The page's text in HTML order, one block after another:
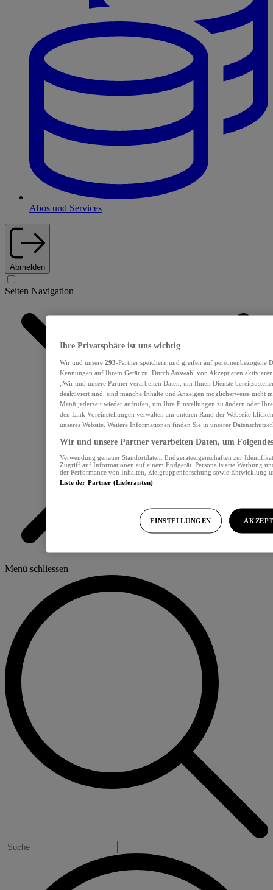
Abos und Services
Abmelden
Seiten Navigation
Menü schliessen
Ihre Privatsphäre ist uns wichtig
Wir und unsere 293-Partner speichern und greifen auf personenbezogene
Kennungen auf Ihrem Gerät zu. Durch Auswahl von Akzeptieren
„Wir und unsere Partner verarbeiten Daten, um Ihnen Dienste
deaktiviert sind, sind manche Inhalte und Anzeigen möglicherweise nicht
Menü jederzeit wieder aufrufen, um Ihre Einstellungen zu ändern oder
den Link Voreinstellungen verwalten am unteren Rand der Webseite
unseres Website. Weitere Informationen finden Sie in unserer
Wir und unsere Partner verarbeiten Daten, um
Verwendung genauer Standortdaten. Endgeräteeigenschaften zur
Zugriff auf Informationen auf einem Endgerät. Personalisierte Werbung
der Performance von Inhalten, Zielgruppenforschung sowie Entwicklung
Liste der Partner (Lieferanten)
EINSTELLUNGEN